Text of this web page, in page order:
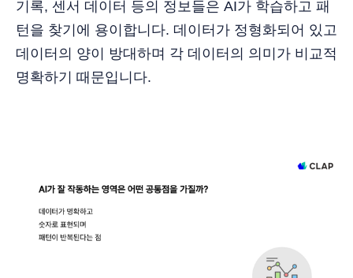
기록, 센서 데이터 등의 정보들은 AI가 학습하고 패
턴을 찾기에 용이합니다. 데이터가 정형화되어 있고
데이터의 양이 방대하며 각 데이터의 의미가 비교적
명확하기 때문입니다.